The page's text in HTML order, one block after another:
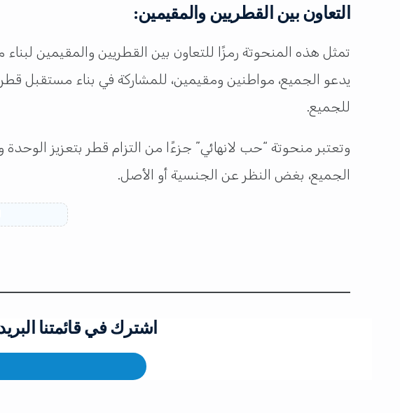
التعاون بين القطريين والمقيمين:
تمثل هذه المنحوتة رمزًا للتعاون بين القطريين والمقيمين
يدعو الجميع، مواطنين ومقيمين، للمشاركة في بناء مستقبل
للجميع.
وتعتبر منحوتة “حب لانهائي” جزءًا من التزام قطر بتعزيز
الجميع، بغض النظر عن الجنسية أو الأصل.
اشترك في قائمتنا